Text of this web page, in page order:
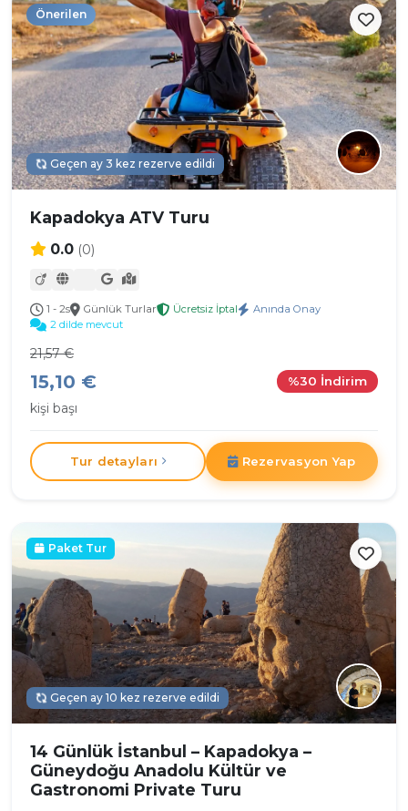
Önerilen
Geçen ay 3 kez rezerve edildi
Kapadokya ATV Turu
0.0 (0)
1 - 2s Günlük Turlar Ücretsiz İptal
Anında Onay
2 dilde mevcut
21,57 €
15,10 €
kişi başı
%30 İndirim
Tur detayları Rezervasyon Yap
Paket Tur
Geçen ay 10 kez rezerve edildi
14 Günlük İstanbul – Kapadokya –
Güneydoğu Anadolu Kültür ve
Gastronomi Private Turu